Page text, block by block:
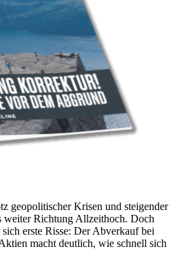
geopolitischer Krisen und steigender
weiter Richtung Allzeithoch. Doch
erste Risse: Der Abverkauf bei
macht deutlich, wie schnell sich